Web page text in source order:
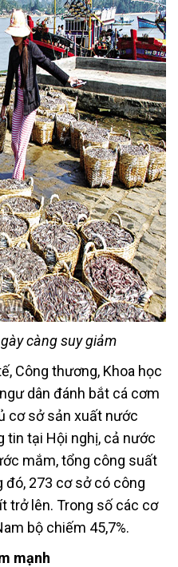
càng suy giảm
Công thương, Khoa học
dân đánh bắt cá cơm
cơ sở sản xuất nước
tin tại Hội nghị, cả nước
mắm, tổng công suất
273 cơ sở có công
trở lên. Trong số các cơ
bộ chiếm 45,7%.
mạnh